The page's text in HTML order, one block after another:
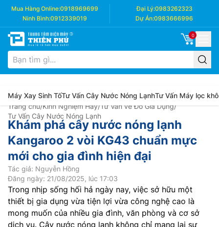
Mua Hàng Online:0918969699 Đại Lý:0983262323
Ninh Bình:0912339019 Dự Án:0983666996
0
Máy Xay Sinh TốTư Vấn Cây Nước Nóng LạnhTư Vấn Máy lọc
Trang chủ/Kinh Nghiệm Hay/Tư Vấn về Đồ Gia Dụng/
Tư Vấn Cây Nước Nóng Lạnh
Khám phá cây nước nóng lạnh
Kangaroo 2 vòi KG43 chuẩn mực
mới cho gia đình hiện đại
Tác giả: Nguyễn Hồng
Đăng ngày: 21/08/2025, lúc 17:03
Trong nhịp sống hối hả ngày nay, việc sở hữu một
thiết bị gia dụng vừa tiện lợi vừa công nghệ cao là
mong muốn của nhiều gia đình, văn phòng và cơ sở
dịch vụ. Cây nước nóng lạnh không chỉ mang lại sự